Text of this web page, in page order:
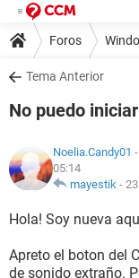
Foros
Tema Anterior
No puedo
Noelia.Candy01
05:14
mayestik-
Hola! Soy nueva
Apreto el boton del
de sonido extraño.